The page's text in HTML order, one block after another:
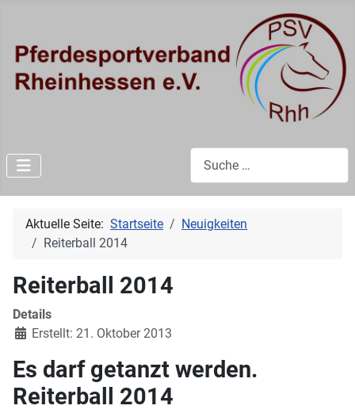
Aktuelle Seite: Startseite
Neuigkeiten
Reiterball 2014
Reiterball 2014
Details
Erstellt: 21. Oktober 2013
Es darf getanzt werden.
Reiterball 2014